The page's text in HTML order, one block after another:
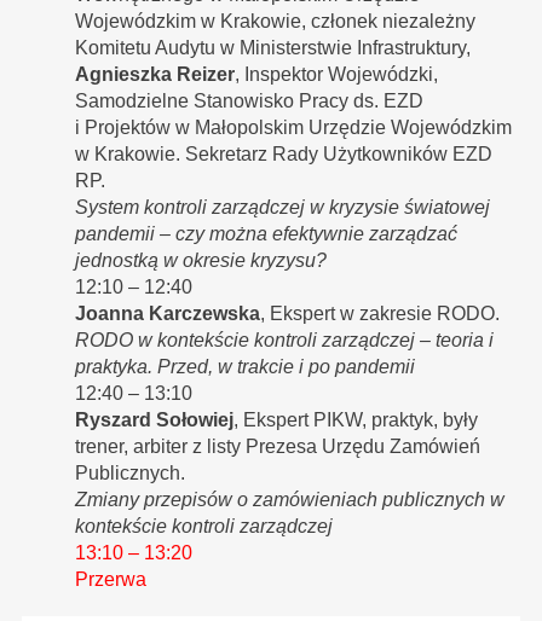
Wojewódzkim w Krakowie, członek niezależny
Komitetu Audytu w Ministerstwie Infrastruktury,
Agnieszka Reizer, Inspektor Wojewódzki,
Samodzielne Stanowisko Pracy ds. EZD
i Projektów w Małopolskim Urzędzie Wojewódzkim
w Krakowie. Sekretarz Rady Użytkowników EZD
RP.
System kontroli zarządczej w kryzysie światowej
pandemii – czy można efektywnie zarządzać
jednostką w okresie kryzysu?
12:10 – 12:40
Joanna Karczewska, Ekspert w zakresie RODO.
RODO w kontekście kontroli zarządczej – teoria i
praktyka. Przed, w trakcie i po pandemii
12:40 – 13:10
Ryszard Sołowiej, Ekspert PIKW, praktyk, były
trener, arbiter z listy Prezesa Urzędu Zamówień
Publicznych.
Zmiany przepisów o zamówieniach publicznych w
kontekście kontroli zarządczej
13:10 – 13:20
Przerwa